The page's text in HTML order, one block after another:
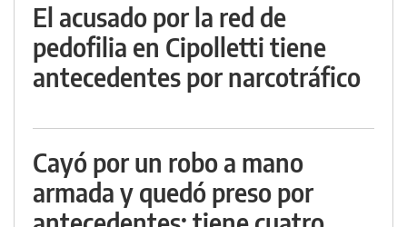
El acusado por la red de
pedofilia en Cipolletti tiene
antecedentes por narcotráfico
Cayó por un robo a mano
armada y quedó preso por